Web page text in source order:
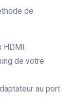
de
HDMI.
de votre
au port